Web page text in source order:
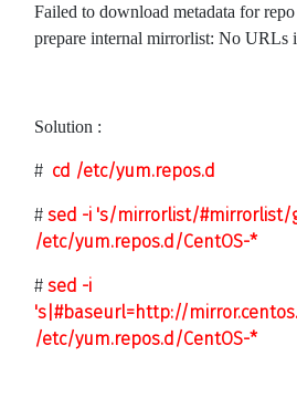
Failed to download metadata for
prepare internal mirrorlist: No URLs
Solution :
# cd /etc/yum.repos.d
# sed -i 's/mirrorlist/#mirrorlist/
/etc/yum.repos.d/CentOS-*
# sed -i
's|#baseurl=http://
/etc/yum.repos.d/CentOS-*